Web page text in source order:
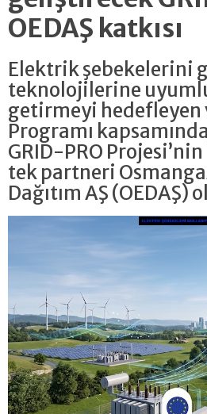
OEDAŞ katkısı
Elektrik şebekelerini
teknolojilerine
getirmeyi hedefleyen
Programı
GRID-PRO
tek partneri
Dağıtım AŞ (OEDAŞ)